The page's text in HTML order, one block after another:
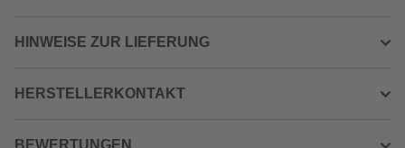
HINWEISE ZUR LIEFERUNG
HERSTELLERKONTAKT
BEWERTUNGEN